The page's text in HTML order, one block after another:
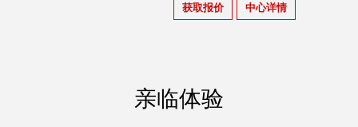
获取报价 中心详情
亲临体验